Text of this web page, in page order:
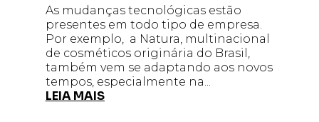
As mudanças tecnológicas estão
presentes em todo tipo de empresa.
Por exemplo, a Natura, multinacional
de cosméticos originária do Brasil,
também vem se adaptando aos novos
tempos, especialmente na...